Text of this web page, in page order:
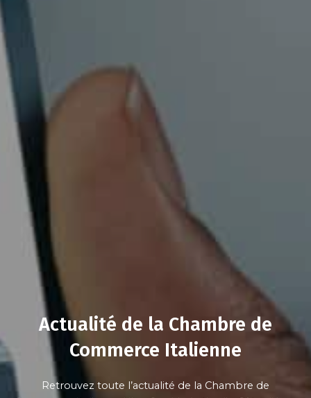
Actualité de la Chambre de
Commerce Italienne
Retrouvez toute l’actualité de la Chambre de